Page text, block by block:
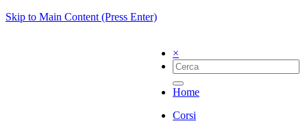
Skip to Main Content (Press Enter)
×
Home
Corsi